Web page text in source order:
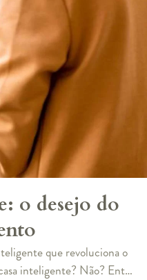
o desejo do
que revoluciona o